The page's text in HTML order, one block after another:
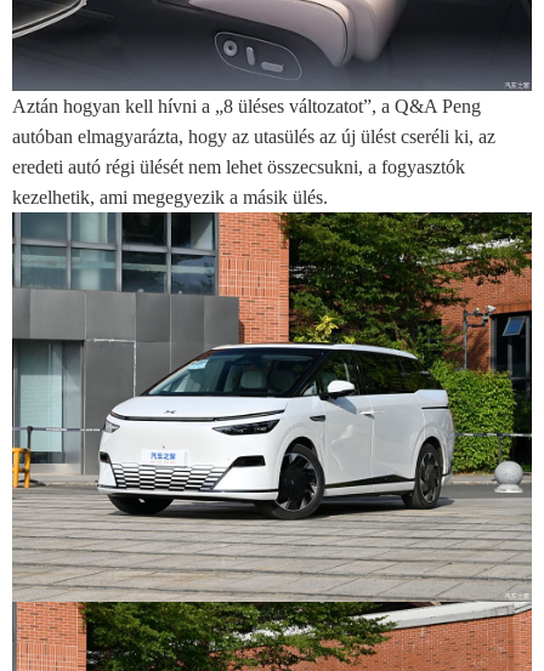
Aztán hogyan kell hívni a „8 üléses változatot”, a Q&A Peng
autóban elmagyarázta, hogy az utasülés az új ülést cseréli ki, az
eredeti autó régi ülését nem lehet összecsukni, a fogyasztók
kezelhetik, ami megegyezik a másik ülés.